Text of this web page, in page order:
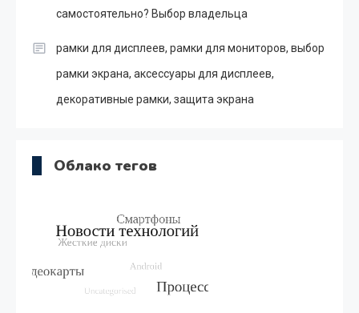
самостоятельно? Выбор владельца
рамки для дисплеев, рамки для мониторов, выбор
рамки экрана, аксессуары для дисплеев,
декоративные рамки, защита экрана
Облако тегов